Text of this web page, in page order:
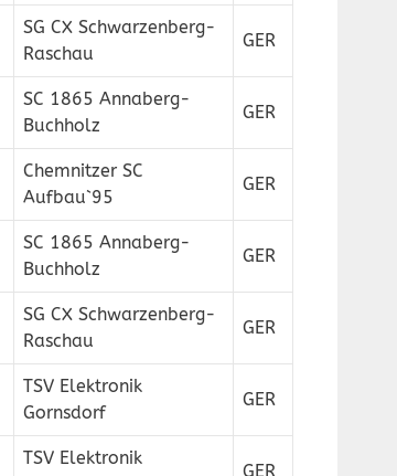
SG CX Schwarzenberg-
Raschau
GER
SC 1865 Annaberg-
Buchholz
GER
Chemnitzer SC
Aufbau`95
GER
SC 1865 Annaberg-
Buchholz
GER
SG CX Schwarzenberg-
Raschau
GER
TSV Elektronik
Gornsdorf
GER
TSV Elektronik
GER